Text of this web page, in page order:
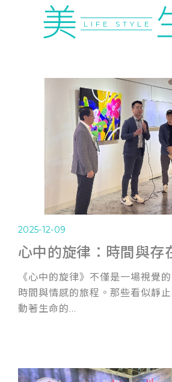
美 LIFE STYLE
2025-12-09
心中的旋律：時間與存
《心中的旋律》不僅是一場視覺
時間與情感的旅程。那些看似靜
動著生命的...